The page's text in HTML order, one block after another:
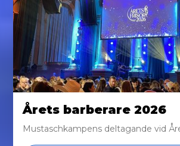
Årets barberare 2026
Mustaschkampens deltagande vid